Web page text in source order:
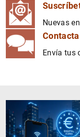
Nuevas
Envía tus